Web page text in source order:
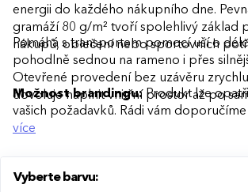
energii do každého nákupního dne.
gramáží 80 g/m² tvoří spolehlivý základ
nákupů, oblečení nebo sportovních
Pomáhá s transportem pomocí uší o
pohodlně sednou na rameno i přes
Otevřené provedení bez uzávěru
dovoluje naplnit vnitřní prostor až po
Možnost brandingu:Produkt lze
vašich požadavků. Rádi vám
technologii potisku s ohledem na design i
více
Vyberte barvu: